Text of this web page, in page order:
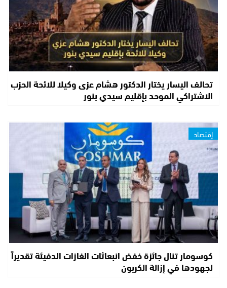
تحالف اليسار يختار الدكتور هشام عزى وكيلا للائحة الحزب
الاشتراكي الموحد بإقليم سيدي بنور
إقتصاد
كوسومار تنال جائزة خفض انبعاثات الغازات الدفيئة تقديراً
لجهودها في إزالة الكربون